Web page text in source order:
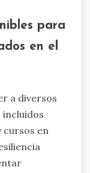
para
en el
a diversos
en